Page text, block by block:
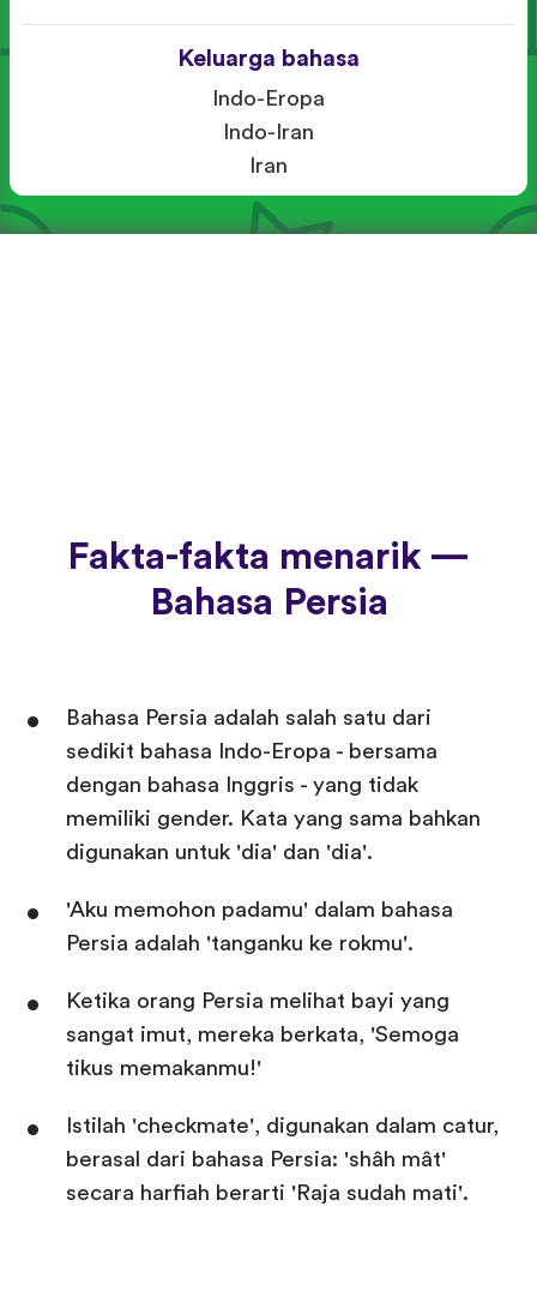
Keluarga bahasa
Indo-Eropa
Indo-Iran
Iran
Fakta-fakta menarik —
Bahasa Persia
Bahasa Persia adalah salah satu dari
sedikit bahasa Indo-Eropa - bersama
dengan bahasa Inggris - yang tidak
memiliki gender. Kata yang sama bahkan
digunakan untuk 'dia' dan 'dia'.
'Aku memohon padamu' dalam bahasa
Persia adalah 'tanganku ke rokmu'.
Ketika orang Persia melihat bayi yang
sangat imut, mereka berkata, 'Semoga
tikus memakanmu!'
Istilah 'checkmate', digunakan dalam catur,
berasal dari bahasa Persia: 'shâh mât'
secara harfiah berarti 'Raja sudah mati'.